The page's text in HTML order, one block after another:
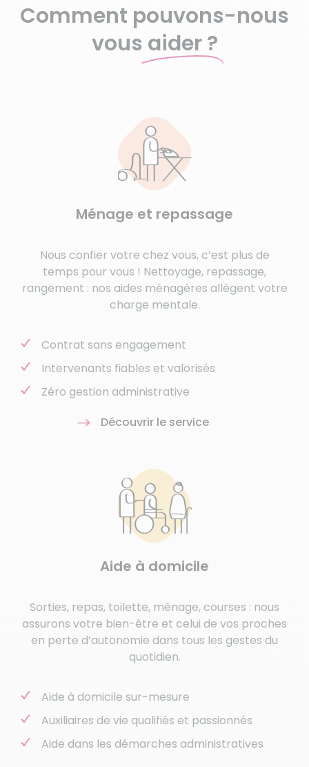
Comment pouvons-nous
vous aider ?
Ménage et repassage
Nous confier votre chez vous, c’est plus de
temps pour vous ! Nettoyage, repassage,
rangement : nos aides ménagères allègent votre
charge mentale.
Contrat sans engagement
Intervenants fiables et valorisés
Zéro gestion administrative
Découvrir le service
Aide à domicile
Sorties, repas, toilette, ménage, courses : nous
assurons votre bien-être et celui de vos proches
en perte d’autonomie dans tous les gestes du
quotidien.
Aide à domicile sur-mesure
Auxiliaires de vie qualifiés et passionnés
Aide dans les démarches administratives